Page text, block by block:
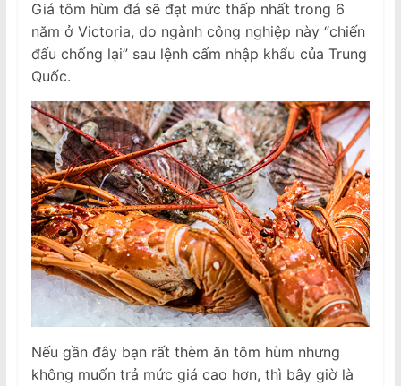
r
Giá tôm hùm đá sẽ đạt mức thấp nhất trong 6
năm ở Victoria, do ngành công nghiệp này “chiến
đấu chống lại” sau lệnh cấm nhập khẩu của Trung
Quốc.
Nếu gần đây bạn rất thèm ăn tôm hùm nhưng
không muốn trả mức giá cao hơn, thì bây giờ là